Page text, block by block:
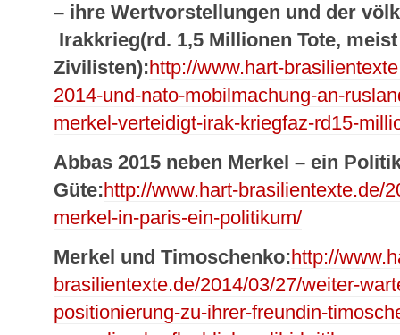
– ihre Wertvorstellungen und der
Irakkrieg(rd. 1,5 Millionen Tote, meist
Zivilisten):http://www.hart-
2014-und-nato-mobilmachung-an-
merkel-verteidigt-irak-kriegfaz-rd15-
Abbas 2015 neben Merkel – ein
Güte:http://www.hart-brasilientexte.de/
merkel-in-paris-ein-politikum/
Merkel und Timoschenko:http://
brasilientexte.de/2014/03/27/weiter-
positionierung-zu-ihrer-freundin-